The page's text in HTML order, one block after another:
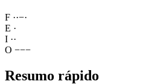
F ··−·
E ·
I ··
O −−−
Resumo rápido